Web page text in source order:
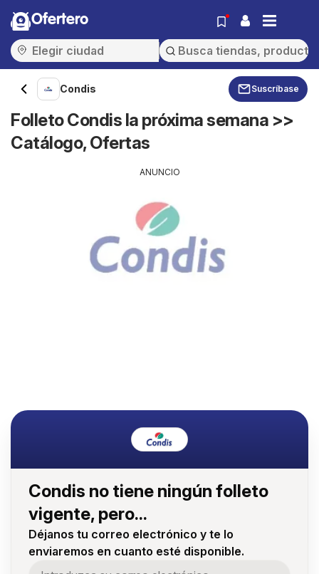
Ofertero
Condis Suscríbase
Folleto Condis la próxima semana >>
Catálogo, Ofertas
ANUNCIO
Condis no tiene ningún folleto
vigente, pero...
Déjanos tu correo electrónico y te lo
enviaremos en cuanto esté disponible.